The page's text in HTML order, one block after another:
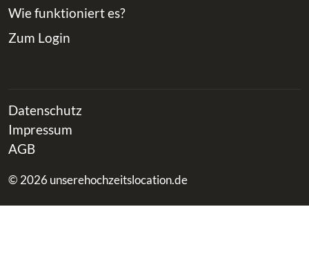
Wie funktioniert es?
Zum Login
Datenschutz
Impressum
AGB
© 2026 unserehochzeitslocation.de